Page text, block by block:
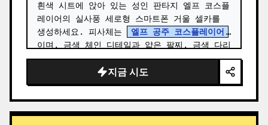
흰색 시트에 앉아 있는 성인 판타지 엘프 코스플
레이어의 실사풍 세로형 스마트폰 거울 셀카를
생성하세요. 피사체는
엘프 공주 코스플레이어
이며, 금색 체인 디테일과 얇은 팔찌, 금색 다리
밴드, 연한 파란색 꽃 장식이 달린 섬세한 흰색
드레이프 판타지 의상을 착용하고 있습니다. …
지금 시도